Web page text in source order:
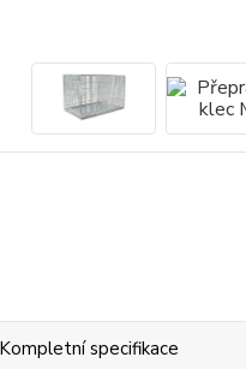
Kompletní specifikace